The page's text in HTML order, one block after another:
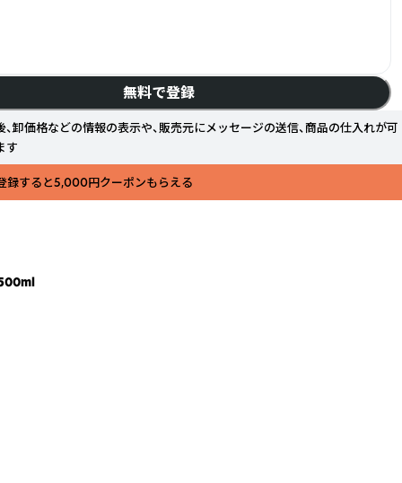
無料で登録
、卸価格などの情報の表示や、販売元にメッセージの送信、商品の仕入れが可
す
登録すると5,000円クーポンもらえる